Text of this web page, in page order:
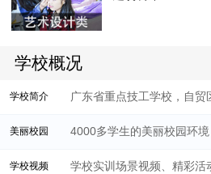
学校概况
学校简介 广东省重点技工学校，自贸
美丽校园 4000多学生的美丽校园环境
学校视频 学校实训场景视频、精彩活